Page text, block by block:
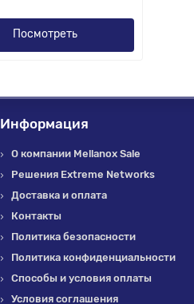
Посмотреть
Информация
О компании Mellanox Sale
Решения Extreme Networks
Доставка и оплата
Контакты
Политика безопасности
Политика конфиденциальности
Способы и условия оплаты
Условия соглашения